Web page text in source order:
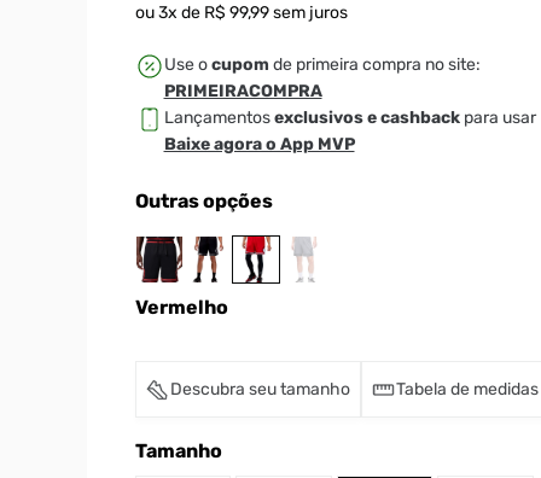
ou3x de R$ 99,99sem juros
Use ocupom de primeira compra no site:
PRIMEIRACOMPRA
Lançamentosexclusivos e cashbackpara usar
Baixe agora o App MVP
Outras opções
Vermelho
Descubra seu tamanho Tabela de medidas
Tamanho